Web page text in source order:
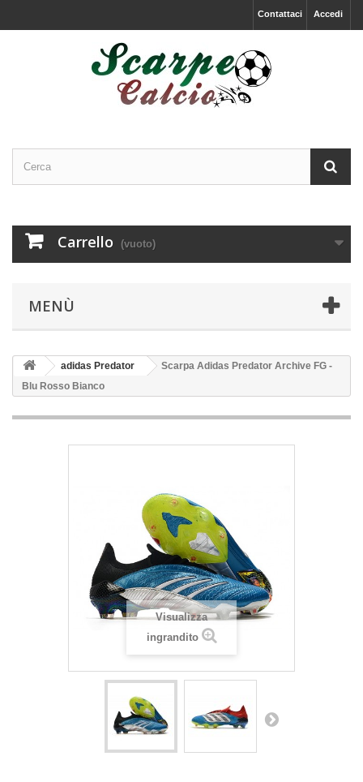
Accedi
Contattaci
Carrello (vuoto)
MENÙ
adidas Predator
Scarpa Adidas Predator Archive FG -
Blu Rosso Bianco
Visualizza
ingrandito